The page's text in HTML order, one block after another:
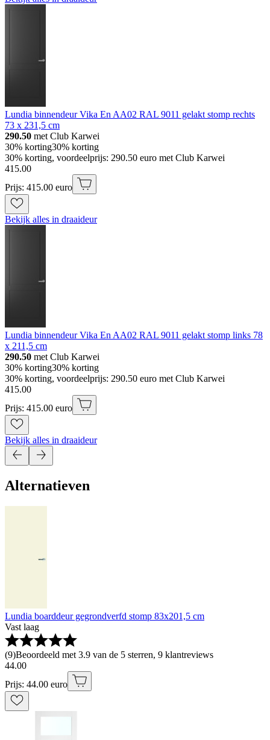
Lundia binnendeur Vika En AA02 RAL 9011 gelakt stomp rechts
73 x 231,5 cm
290.50 met Club Karwei
30% korting30% korting
30% korting, voordeelprijs: 290.50 euro met Club Karwei
415.00
Prijs: 415.00 euro
Bekijk alles in draaideur
Lundia binnendeur Vika En AA02 RAL 9011 gelakt stomp links 78
x 211,5 cm
290.50 met Club Karwei
30% korting30% korting
30% korting, voordeelprijs: 290.50 euro met Club Karwei
415.00
Prijs: 415.00 euro
Bekijk alles in draaideur
Alternatieven
Lundia boarddeur gegrondverfd stomp 83x201,5 cm
Vast laag
(9)Beoordeeld met 3.9 van de 5 sterren, 9 klantreviews
44.00
Prijs: 44.00 euro